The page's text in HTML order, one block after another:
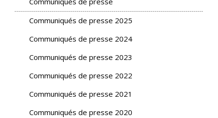
Communiqués de presse 2025
Communiqués de presse 2024
Communiqués de presse 2023
Communiqués de presse 2022
Communiqués de presse 2021
Communiqués de presse 2020